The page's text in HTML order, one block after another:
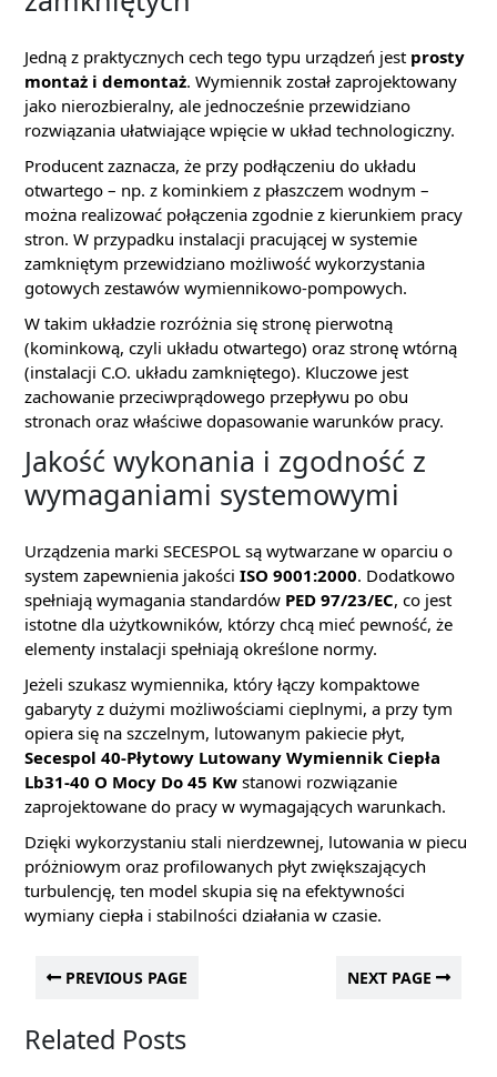
Jedną z praktycznych cech tego typu urządzeń jest prosty
montaż i demontaż. Wymiennik został zaprojektowany
jako nierozbieralny, ale jednocześnie przewidziano
rozwiązania ułatwiające wpięcie w układ technologiczny.
Producent zaznacza, że przy podłączeniu do układu
otwartego – np. z kominkiem z płaszczem wodnym –
można realizować połączenia zgodnie z kierunkiem pracy
stron. W przypadku instalacji pracującej w systemie
zamkniętym przewidziano możliwość wykorzystania
gotowych zestawów wymiennikowo-pompowych.
W takim układzie rozróżnia się stronę pierwotną
(kominkową, czyli układu otwartego) oraz stronę wtórną
(instalacji C.O. układu zamkniętego). Kluczowe jest
zachowanie przeciwprądowego przepływu po obu
stronach oraz właściwe dopasowanie warunków pracy.
Jakość wykonania i zgodność z
wymaganiami systemowymi
Urządzenia marki SECESPOL są wytwarzane w oparciu o
system zapewnienia jakości ISO 9001:2000. Dodatkowo
spełniają wymagania standardów PED 97/23/EC, co jest
istotne dla użytkowników, którzy chcą mieć pewność, że
elementy instalacji spełniają określone normy.
Jeżeli szukasz wymiennika, który łączy kompaktowe
gabaryty z dużymi możliwościami cieplnymi, a przy tym
opiera się na szczelnym, lutowanym pakiecie płyt,
Secespol 40-Płytowy Lutowany Wymiennik Ciepła
Lb31-40 O Mocy Do 45 Kw stanowi rozwiązanie
zaprojektowane do pracy w wymagających warunkach.
Dzięki wykorzystaniu stali nierdzewnej, lutowania w piecu
próżniowym oraz profilowanych płyt zwiększających
turbulencję, ten model skupia się na efektywności
wymiany ciepła i stabilności działania w czasie.
PREVIOUS PAGE NEXT PAGE
Related Posts